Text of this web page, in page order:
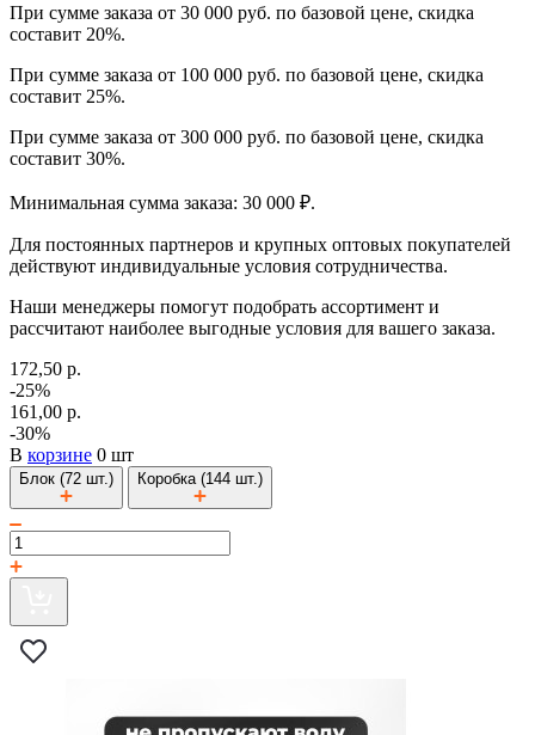
При сумме заказа от 30 000 руб. по базовой цене, скидка
составит 20%.
При сумме заказа от 100 000 руб. по базовой цене, скидка
составит 25%.
При сумме заказа от 300 000 руб. по базовой цене, скидка
составит 30%.
Минимальная сумма заказа: 30 000 ₽.
Для постоянных партнеров и крупных оптовых покупателей
действуют индивидуальные условия сотрудничества.
Наши менеджеры помогут подобрать ассортимент и
рассчитают наиболее выгодные условия для вашего заказа.
172,50 р.
-25%
161,00 р.
-30%
В корзине 0 шт
Блок (72 шт.) Коробка (144 шт.)